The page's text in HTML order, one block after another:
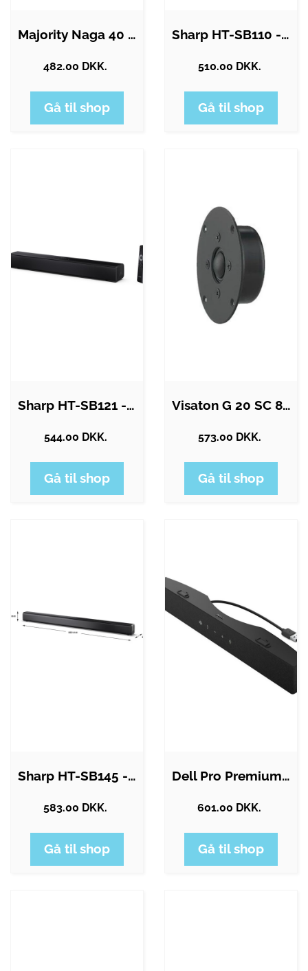
Majority Naga 40 - Black
482.00 DKK.
Gå til shop
Sharp HT-SB110 - speaker - wireless
510.00 DKK.
Gå til shop
Sharp HT-SB121 - sound bar - for TV -…
544.00 DKK.
Gå til shop
Visaton G 20 SC 8 OHM - speaker driver
573.00 DKK.
Gå til shop
Sharp HT-SB145 - sound bar - for TV -…
583.00 DKK.
Gå til shop
Dell Pro Premium Conferencing Soundbar…
601.00 DKK.
Gå til shop